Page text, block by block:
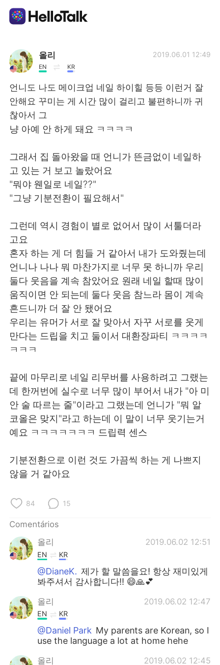
Aplicativo de troca de idioma
AI Grammar Checker
Português
繁體中文 Español
العربية Français
Deutsch 日本語
한국어 Русский
ไทย Indonesia
Italiano Türkçe
Tiếng Việt
올리
EN KR
2019.06.01 12:49
언니도 나도 메이크업 네일 하이힐 등등 이런거 잘
안해요 꾸미는 게 시간 많이 걸리고 불편하니까 귀
찮아서 그
냥 아예 안 하게 돼요 ㅋㅋㅋㅋ
그래서 집 돌아왔을 때 언니가 뜬금없이 네일하
고 있는 거 보고 놀랐어요
"뭐야 웬일로 네일??"
"그냥 기분전환이 필요해서"
그런데 역시 경험이 별로 없어서 많이 서툴더라
고요
혼자 하는 게 더 힘들 거 같아서 내가 도와줬는데
언니나 나나 뭐 마찬가지로 너무 못 하니까 우리
둘다 웃음을 계속 참았어요 원래 네일 할때 많이
움직이면 안 되는데 둘다 웃음 참느라 몸이 계속
흔드니까 더 잘 안 됐어요
우리는 유머가 서로 잘 맞아서 자꾸 서로를 웃게
만다는 드립을 치고 둘이서 대환장파티 ㅋㅋㅋㅋ
ㅋㅋㅋ
끝에 마무리로 네일 리무버를 사용하려고 그랬는
데 한꺼번에 실수로 너무 많이 부어서 내가 "아 미
안 술 따르는 줄"이라고 그랬는데 언니가 "뭐 알
코올은 맞지"라고 하는데 이 말이 너무 웃기는거
예요 ㅋㅋㅋㅋㅋㅋㅋ 드립력 센스
기분전환으로 이런 것도 가끔씩 하는 게 나쁘지
않을 거 같아요
84 15
Comentários
올리
2019.06.02 12:51
EN KR
@DianeK. 제가 할 말씀을요! 항상 재미있게
봐주셔서 감사합니다!! 😄🙏💕
올리 2019.06.02 12:47
EN KR
@Daniel Park My parents are Korean, so I
use the language a lot at home hehe
올리 2019.06.02 12:45